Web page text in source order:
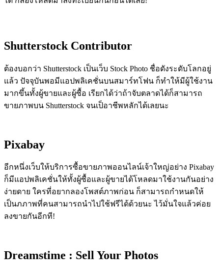
Shutterstock Contributor
ต้องบอกว่า Shutterstock เป็นเว็บ Stock Photo ชื่อดังระดับโลกอยู่
แล้ว ปัจจุบันพอมีแอปพลิเคชั่นบนสมาร์ทโฟน ก็ทำให้มีผู้ใช้งาน
มากขึ้นทั้งผู้ขายและผู้ซื้อ เรียกได้ว่าถ้าจับตลาดได้ก็สามารถ
ขายภาพบน Shutterstock จนเป็อาชีพหลักได้เลยนะ
Pixabay
อีกหนึ่งเว็บให้บริการซื้อขายภาพออนไลน์เจ้าใหญ่อย่าง Pixabay
ก็มีแอปพลิเคชั่นให้ทั้งผู้ซื้อและผู้ขายได้โหลดมาใช้งานกันอย่าง
ง่ายดาย ใครที่อยากลองโพสต์ภาพก่อน ก็สามารถกำหนดให้
เป็นภภาพที่คนสามารถนำไปใช้ฟรีได้ด้วยนะ ไว้มั่นใจแล้วค่อย
ลงขายกันอีกที!
Dreamstime : Sell Your Photos